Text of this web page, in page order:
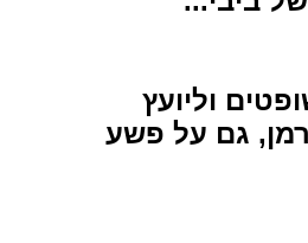
וליועץ
גם על פשע